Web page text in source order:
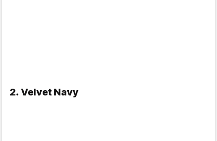
2. Velvet Navy